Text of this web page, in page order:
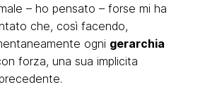
– ho pensato – forse mi ha
che, così facendo,
ogni gerarchia
forza, una sua implicita